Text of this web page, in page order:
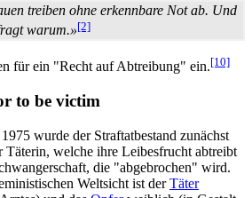
treiben ohne erkennbare Not ab. Und
warum.»[2]
für ein "Recht auf Abtreibung" ein.[10]
to be victim
wurde der Straftatbestand zunächst
Täterin, welche ihre Leibesfrucht abtreibt
die "abgebrochen" wird.
Weltsicht ist derTäter